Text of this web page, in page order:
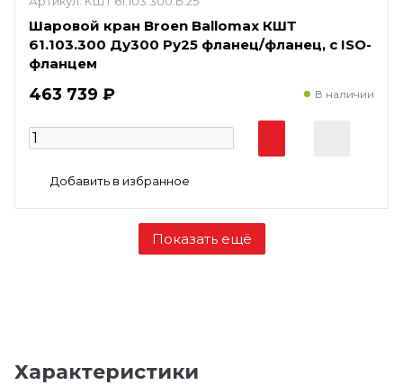
Шаровой кран Broen Ballomax КШТ
61.103.300 Ду300 Ру25 фланец/фланец, с ISO-
фланцем
463 739 ₽ В наличии
Характеристики